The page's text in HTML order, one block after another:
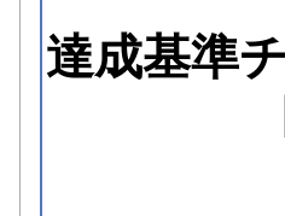
達成基準